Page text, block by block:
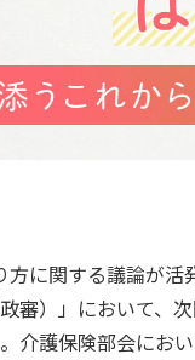
に関する議論が
審）」において、
介護保険部会にお